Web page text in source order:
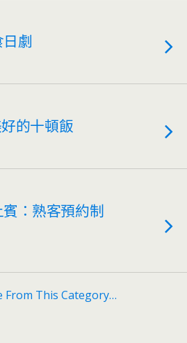
日劇
的十頓飯
：熟客預約制
From This Category…